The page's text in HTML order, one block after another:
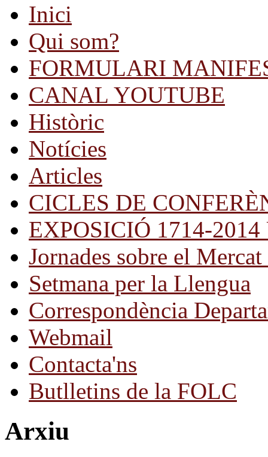
Inici
Qui som?
FORMULARI
CANAL YOUTUBE
Històric
Notícies
Articles
CICLES DE
EXPOSICIÓ 1714-
Jornades sobre el
Setmana per la Llengua
Correspondència
Webmail
Contacta'ns
Butlletins de la FOLC
Arxiu